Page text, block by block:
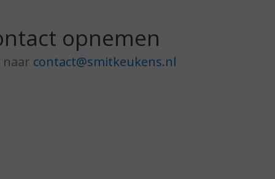
opnemen
naar contact@smitkeukens.nl